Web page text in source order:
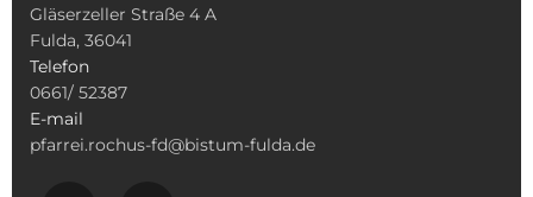
Gläserzeller Straße 4 A
Fulda, 36041
Telefon
0661/ 52387
E-mail
pfarrei.rochus-fd@bistum-fulda.de